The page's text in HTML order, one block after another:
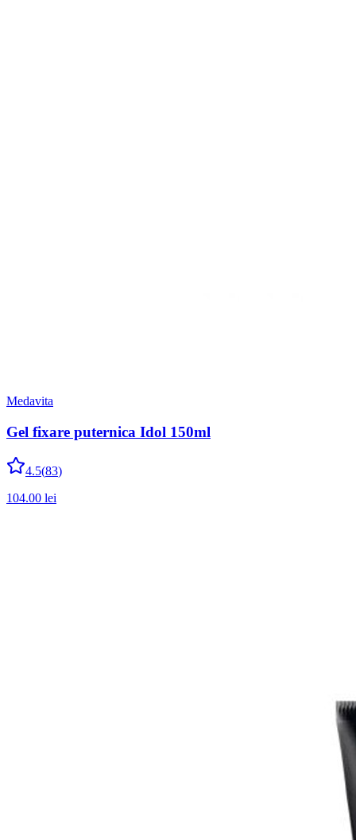
Medavita
Gel fixare puternica Idol 150ml
4.5(83)
104.00 lei